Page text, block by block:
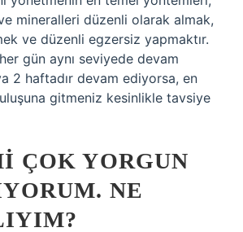
mineralleri düzenli olarak almak,
ve düzenli egzersiz yapmaktır.
gün aynı seviyede devam
2 haftadır devam ediyorsa, en
gitmeniz kesinlikle tavsiye
ÇOK YORGUN
NE